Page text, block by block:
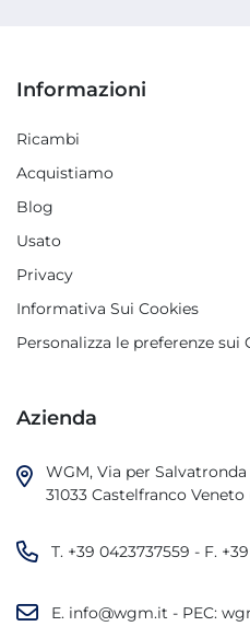
Azienda
WGM, Via per Salvatronda
31033 Castelfranco Veneto
T. +39 0423737559 - F.
E. info@wgm.it - PEC:
Informazioni
Ricambi
Acquistiamo
Blog
Usato
Privacy
Informativa Sui Cookies
Personalizza le preferenze sui